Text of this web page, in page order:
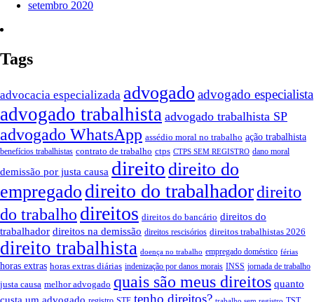
setembro 2020
Tags
advocacia especializada advogado advogado especialista
advogado trabalhista advogado trabalhista SP
advogado WhatsApp assédio moral no trabalho ação trabalhista
benefícios trabalhistas contrato de trabalho ctps CTPS SEM REGISTRO dano moral
demissão por justa causa direito direito do
empregado direito do trabalhadordireito
do trabalho direitos direitos do bancário direitos do
trabalhador direitos na demissão direitos rescisórios direitos trabalhistas 2026
direito trabalhista doença no trabalho empregado doméstico férias
horas extras horas extras diárias indenização por danos morais INSS jornada de trabalho
justa causa melhor advogado quais são meus direitos quanto
custa um advogado
tenho direitos?